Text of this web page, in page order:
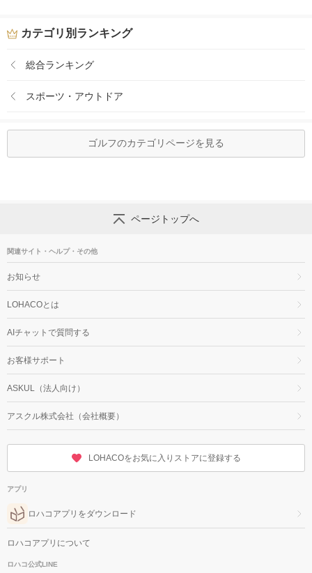
カテゴリ別ランキング
総合ランキング
スポーツ・アウトドア
ゴルフのカテゴリページを見る
ページトップへ
関連サイト・ヘルプ・その他
お知らせ
LOHACOとは
AIチャットで質問する
お客様サポート
ASKUL（法人向け）
アスクル株式会社（会社概要）
LOHACOをお気に入りストアに登録する
アプリ
ロハコアプリをダウンロード
ロハコアプリについて
ロハコ公式LINE